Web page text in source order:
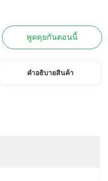
พูดคุยกันตอนนี้
คําอธิบายสินค้า